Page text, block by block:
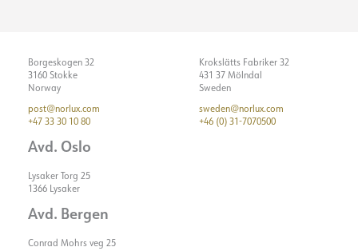
Borgeskogen 32
3160 Stokke
Norway
post@norlux.com
+47 33 30 10 80
Avd. Oslo
Lysaker Torg 25
1366 Lysaker
Avd. Bergen
Conrad Mohrs veg 25
Krokslätts Fabriker 32
431 37 Mölndal
Sweden
sweden@norlux.com
+46 (0) 31-7070500